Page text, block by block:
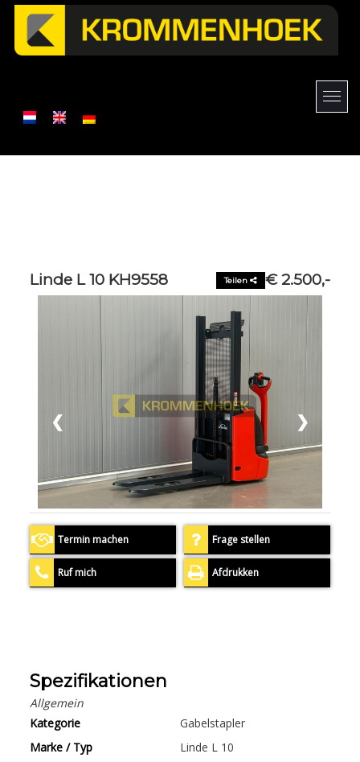
Linde L 10 KH9558 € 2.500,-
Teilen
❮ ❯
Termin machen Frage stellen
Ruf mich Afdrukken
Spezifikationen
Allgemein
Kategorie
Gabelstapler
Marke / Typ
Linde L 10